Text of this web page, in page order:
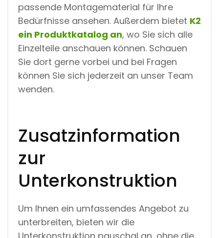
passende Montagematerial für Ihre
Bedürfnisse ansehen. Außerdem bietet K2
ein Produktkatalog an, wo Sie sich alle
Einzelteile anschauen können. Schauen
Sie dort gerne vorbei und bei Fragen
können Sie sich jederzeit an unser Team
wenden.
Zusatzinformation
zur
Unterkonstruktion
Um Ihnen ein umfassendes Angebot zu
unterbreiten, bieten wir die